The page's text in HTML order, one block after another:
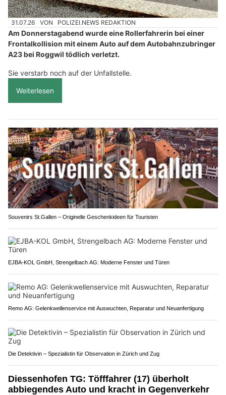
31.07.26 VON POLIZEI.NEWS REDAKTION
Am Donnerstagabend wurde eine Rollerfahrerin bei einer
Frontalkollision mit einem Auto auf dem Autobahnzubringer
A23 bei Roggwil tödlich verletzt.
Sie verstarb noch auf der Unfallstelle.
Weiterlesen
Souvenirs St.Gallen – Originelle Geschenkideen für Touristen
EJBA-KOL GmbH, Strengelbach AG: Moderne Fenster und Türen
Remo AG: Gelenkwellenservice mit Auswuchten, Reparatur und Neuanfertigung
Die Detektivin – Spezialistin für Observation in Zürich und Zug
Diessenhofen TG: Töfffahrer (17) überholt
abbiegendes Auto und kracht in Gegenverkehr